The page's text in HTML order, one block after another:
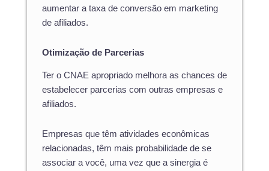
aumentar a taxa de conversão em marketing
de afiliados.
Otimização de Parcerias
Ter o CNAE apropriado melhora as chances de
estabelecer parcerias com outras empresas e
afiliados.
Empresas que têm atividades econômicas
relacionadas, têm mais probabilidade de se
associar a você, uma vez que a sinergia é